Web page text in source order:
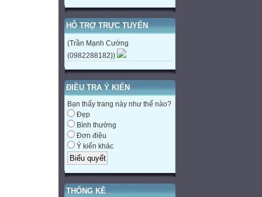
HỖ TRỢ TRỰC TUYẾN
(Trần Mạnh Cường
(0982288182))
ĐIỀU TRA Ý KIẾN
Bạn thấy trang này như thế nào?
Đẹp
Bình thường
Đơn điệu
Ý kiến khác
THỐNG KÊ